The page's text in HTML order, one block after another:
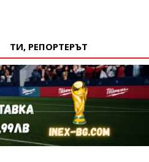
ТИ, РЕПОРТЕРЪТ